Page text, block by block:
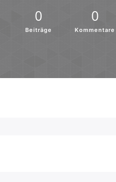
0
Beiträge
0
Kommentare